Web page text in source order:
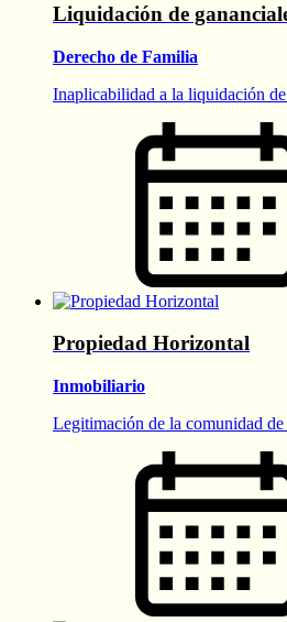
Liquidación de
Derecho de Familia
Inaplicabilidad a la liquidación
Propiedad Horizontal
Inmobiliario
Legitimación de la comunidad